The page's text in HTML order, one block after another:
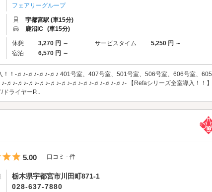
フェアリーグループ
宇都宮駅 (車15分)
鹿沼IC (車15分)
休憩 3,270 円 ～ サービスタイム
5,250 円 ～
宿泊
6,570 円 ～
！！-♬♪-♬♪-♬♪-♬♪ 401号室、407号室、501号室、506号室、606号室、605
♬♪-♬♪-♬♪-♬♪-♬♪-♬♪-♬♪-♬♪-♬♪-♬♪-♬♪- 【Refaシリーズ全室導入！！】
ライヤーP...
5つ星のうち5
5.00 口コミ - 件
栃木県宇都宮市川田町871-1
028-637-7880